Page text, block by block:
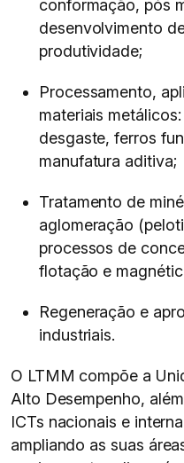
conformação, pós
desenvolvimento
produtividade;
Processamento,
materiais
desgaste, ferros
manufatura aditiva;
Tratamento de
aglomeração
processos de
flotação e
Regeneração e
industriais.
O LTMM compõe a
Alto Desempenho,
ICTs nacionais e
ampliando as suas